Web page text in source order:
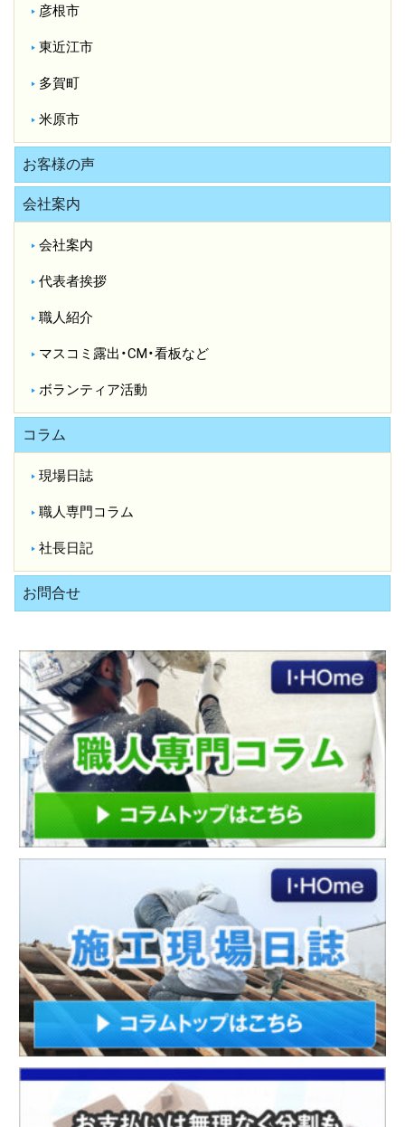
彦根市
東近江市
多賀町
米原市
お客様の声
会社案内
会社案内
代表者挨拶
職人紹介
マスコミ露出・CM・看板など
ボランティア活動
コラム
現場日誌
職人専門コラム
社長日記
お問合せ